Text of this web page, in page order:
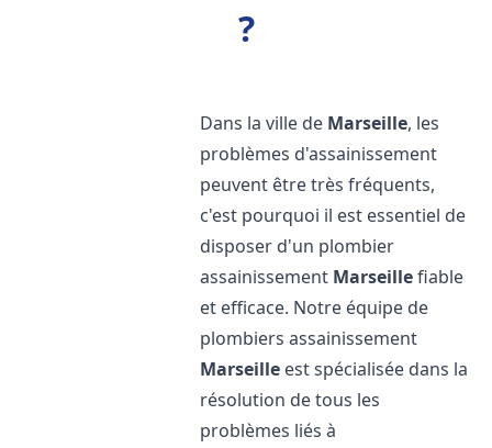
?
Dans la ville de Marseille, les
problèmes d'assainissement
peuvent être très fréquents,
c'est pourquoi il est essentiel de
disposer d'un plombier
assainissement Marseillefiable
et efficace. Notre équipe de
plombiers assainissement
Marseille est spécialisée dans la
résolution de tous les
problèmes liés à